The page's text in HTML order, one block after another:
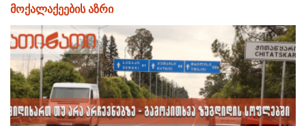
მოქალაქეების აზრი